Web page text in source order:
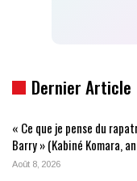
Dernier Article
« Ce que je pense du
Barry » (Kabiné Komara,
Août 8, 2026